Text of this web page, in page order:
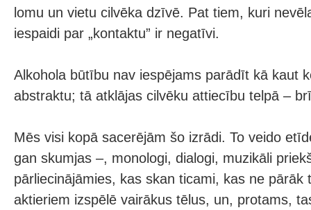
lomu un vietu cilvēka dzīvē. Pat tiem, kuri
iespaidi par „kontaktu” ir negatīvi.
Alkohola būtību nav iespējams parādīt kā kaut
abstraktu; tā atklājas cilvēku attiecību telpā –
Mēs visi kopā sacerējām šo izrādi. To veido
gan skumjas –, monologi, dialogi, muzikāli
pārliecinājāmies, kas skan ticami, kas ne pārāk
aktieriem izspēlē vairākus tēlus, un, protams,